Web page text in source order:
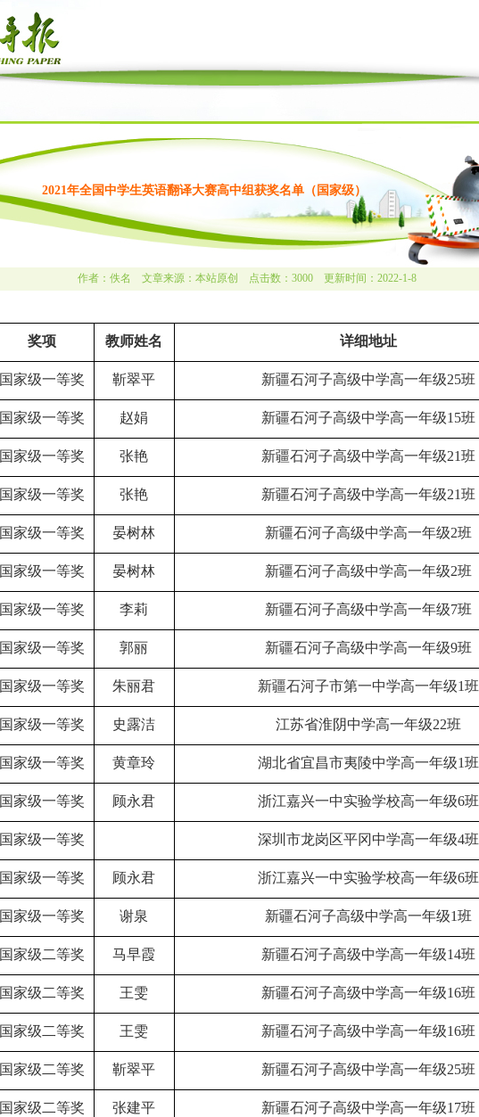
2021年全国中学生英语翻译大赛高中组获奖名单（国家级）
作者：佚名 文章来源：本站原创 点击数： 3000 更新时间：2022-1-8
奖项 教师姓名 详细地址
国家级一等奖 靳翠平 新疆石河子高级中学高一年级25班
国家级一等奖 赵娟 新疆石河子高级中学高一年级15班
国家级一等奖 张艳 新疆石河子高级中学高一年级21班
国家级一等奖 张艳 新疆石河子高级中学高一年级21班
国家级一等奖 晏树林 新疆石河子高级中学高一年级2班
国家级一等奖 晏树林 新疆石河子高级中学高一年级2班
国家级一等奖 李莉 新疆石河子高级中学高一年级7班
国家级一等奖 郭丽 新疆石河子高级中学高一年级9班
国家级一等奖 朱丽君 新疆石河子市第一中学高一年级1班
国家级一等奖 史露洁 江苏省淮阴中学高一年级22班
国家级一等奖 黄章玲 湖北省宜昌市夷陵中学高一年级1班
国家级一等奖 顾永君 浙江嘉兴一中实验学校高一年级6班
国家级一等奖 深圳市龙岗区平冈中学高一年级4班
国家级一等奖 顾永君 浙江嘉兴一中实验学校高一年级6班
国家级一等奖 谢泉 新疆石河子高级中学高一年级1班
国家级二等奖 马早霞 新疆石河子高级中学高一年级14班
国家级二等奖 王雯 新疆石河子高级中学高一年级16班
国家级二等奖 王雯 新疆石河子高级中学高一年级16班
国家级二等奖 靳翠平 新疆石河子高级中学高一年级25班
国家级二等奖 张建平 新疆石河子高级中学高一年级17班